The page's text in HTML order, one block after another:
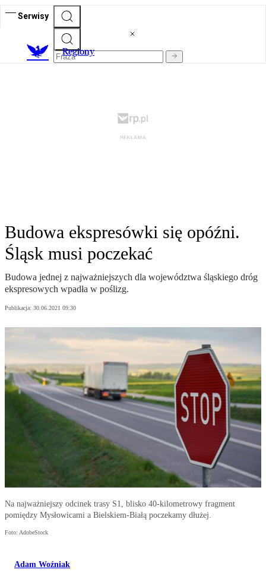
Serwisy
Regiony
Budowa ekspresówki się opóźni.
Śląsk musi poczekać
Budowa jednej z najważniejszych dla województwa śląskiego dróg
ekspresowych wpadła w poślizg.
Publikacja: 30.06.2021 09:30
Na najważniejszy odcinek trasy S1, blisko 40-kilometrowy fragment
pomiędzy Mysłowicami a Bielskiem-Białą poczekamy dłużej.
Foto: AdobeStock
Adam Woźniak